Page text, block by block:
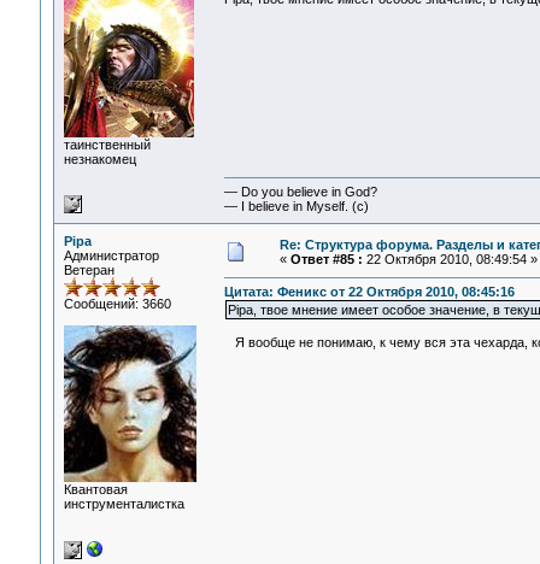
таинственный
незнакомец
— Do you believe in God?
— I believe in Myself. (c)
Pipa
Администратор
Ветеран
Сообщений: 3660
Квантовая
инструменталистка
Re: Структура форума. Разделы и
« Ответ #85 : 22 Октября 2010, 08:49:54 »
Цитата: Феникс от 22 Октября 2010, 08:45:16
Pipa, твое мнение имеет особое значение, в
Я вообще не понимаю, к чему вся эта чехарда,